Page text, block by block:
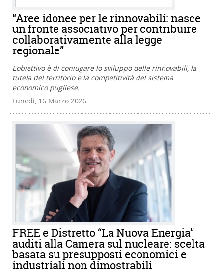
“Aree idonee per le rinnovabili: nasce
un fronte associativo per contribuire
collaborativamente alla legge
regionale”
L'obiettivo è di coniugare lo sviluppo delle rinnovabili, la
tutela del territorio e la competitività del sistema
economico pugliese.
Lunedì, 16 Marzo 2026
FREE e Distretto “La Nuova Energia”
auditi alla Camera sul nucleare: scelta
basata su presupposti economici e
industriali non dimostrabili